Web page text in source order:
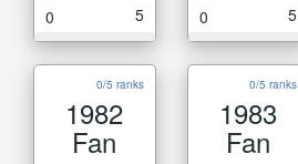
0 5 0 5
0/5 ranks
1982
Fan
0/5 ranks
1983
Fan